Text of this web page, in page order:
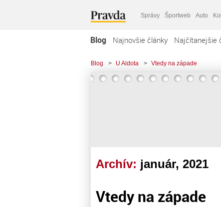
Správy Športweb Auto
Blog Najnovšie články Najčítanejšie
Blog > U Aldota > Vtedy na západe
Archív: január, 2021
Vtedy na západe